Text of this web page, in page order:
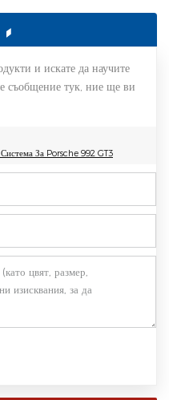
и искате да научите
съобщение тук, ние ще ви
За Porsche 992 GT3